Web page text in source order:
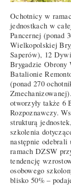
Ochotnicy w
jednostkach w
Pancernej (ponad
Wielkopolskiej
Saperów), 12
Brygadzie Obrony
Batalionie
(ponad 270
otworzyły także 6
Rozpoznawczy.
strukturą
szkolenia
następnie odebrali
ramach DZSW
tendencję
osobowego
blisko 50% –